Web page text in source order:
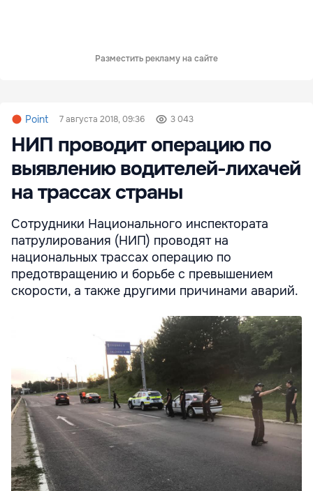
Разместить рекламу на сайте
Point 7 августа 2018, 09:36 3 043
НИП проводит операцию по
выявлению водителей-лихачей
на трассах страны
Сотрудники Национального инспектората
патрулирования (НИП) проводят на
национальных трассах операцию по
предотвращению и борьбе с превышением
скорости, а также другими причинами аварий.